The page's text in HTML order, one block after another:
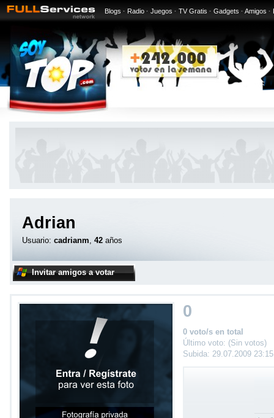
Blogs · Radio · Juegos · TV Gratis · Gadgets · Amigos ·
Adrian
Usuario: cadrianm, 42 años
Invitar amigos a votar
0
0 voto/s en total
Último voto: (Sin votos)
Subida: 29.07.2009